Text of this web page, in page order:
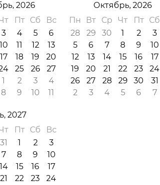
2026
Пт Сб
Вс
3 4 5
6
10 11 12
13
17 18 19
20
25 26
27
1 2 3
4
8 9 10 11
Октябрь, 2026
Пн
Вт Ср Чт Пт Сб
28
29 30 1 2 3
5
6 7 8 9 10
12
13 14 15 16 17
19
20 21 22 23 24
26
27 28 29 30 31
2
3 4 5 6 7
2027
Пт Сб
Вс
31 1 2
3
7 8 9
10
14 15 16
17
21 22 23
24